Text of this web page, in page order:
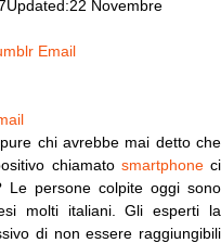
Updated:22 Novembre
Email
chi avrebbe mai detto che
chiamato smartphoneci
persone colpite oggi sono
molti italiani. Gli esperti la
di non essere raggiungibili